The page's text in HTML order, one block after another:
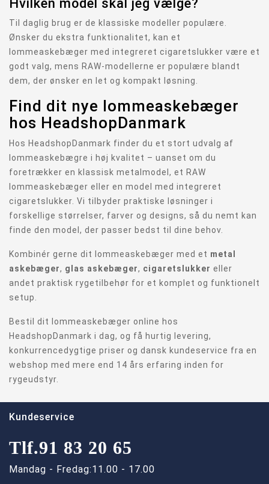
Hvilken model skal jeg vælge?
Til daglig brug er de klassiske modeller populære.
Ønsker du ekstra funktionalitet, kan et
lommeaskebæger med integreret cigaretslukker være et
godt valg, mens RAW-modellerne er populære blandt
dem, der ønsker en let og kompakt løsning.
Find dit nye lommeaskebæger
hos HeadshopDanmark
Hos HeadshopDanmark finder du et stort udvalg af
lommeaskebægre i høj kvalitet – uanset om du
foretrækker en klassisk metalmodel, et RAW
lommeaskebæger eller en model med integreret
cigaretslukker. Vi tilbyder praktiske løsninger i
forskellige størrelser, farver og designs, så du nemt kan
finde den model, der passer bedst til dine behov.
Kombinér gerne dit lommeaskebæger med et metal
askebæger, glas askebæger, cigaretslukker eller
andet praktisk rygetilbehør for et komplet og funktionelt
setup.
Bestil dit lommeaskebæger online hos
HeadshopDanmark i dag, og få hurtig levering,
konkurrencedygtige priser og dansk kundeservice fra en
webshop med mere end 14 års erfaring inden for
rygeudstyr.
Kundeservice
Tlf.91 83 20 65
Mandag - Fredag:11.00 - 17.00